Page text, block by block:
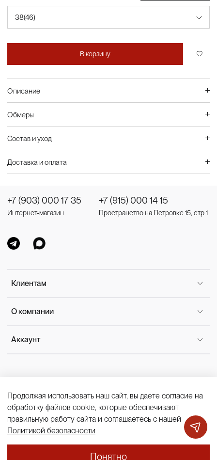
38(46)
В корзину
Описание
Обмеры
Состав и уход
Доставка и оплата
КОМБИНАЦИЯ ИЗ ЖАТОГО АТЛАСА43 900 ₽
В корзину
Клиентам
О компании
Аккаунт
+7 (903) 000 17 35
Интернет-магазин
+7 (915) 000 14 15
Пространство на Петровке 15, стр 1
Политика конфиденциальности
Публичная оферта
Cookies
Продолжая использовать наш сайт, вы даете согласие на
обработку файлов cookie, которые обеспечивают
правильную работу сайта и соглашаетесь с нашей
Политикой безопасности
Понятно